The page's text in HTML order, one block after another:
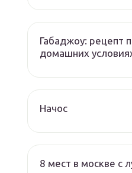
Габаджоу: рецепт
домашних
Начос
8 мест в москве с